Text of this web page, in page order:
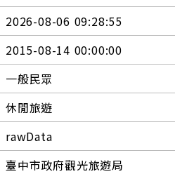
2026-08-06 09:28:55
2015-08-14 00:00:00
一般民眾
休閒旅遊
rawData
臺中市政府觀光旅遊局